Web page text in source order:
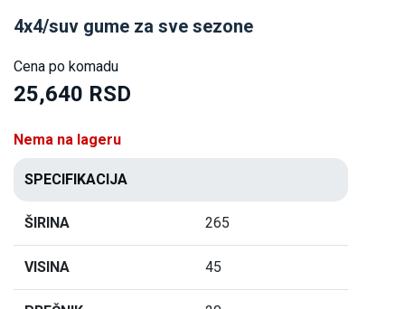
4x4/suv gume za sve sezone
Cena po komadu
25,640 RSD
Nema na lageru
SPECIFIKACIJA
ŠIRINA 265
VISINA 45